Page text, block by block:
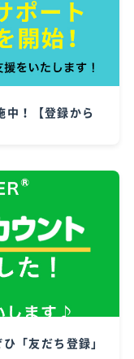
中！【登録から
「友だち登録」